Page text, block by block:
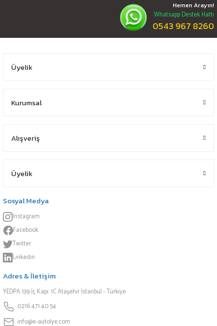
Hemen Arayın!
Whatsapp Destek Hattı
0543 967 8260
Üyelik
Kurumsal
Alışveriş
Üyelik
Sosyal Medya
Instagram
Facebook
Twitter
Linkedin
Adres & İletişim
YEDPA 139 İç Kapı: 1C Ataşehir İstanbul - Türkiye
0216 471 40 54
info@e-autolye.com